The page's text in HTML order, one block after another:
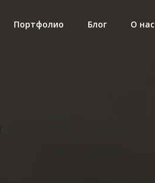
Портфолио Блог О нас